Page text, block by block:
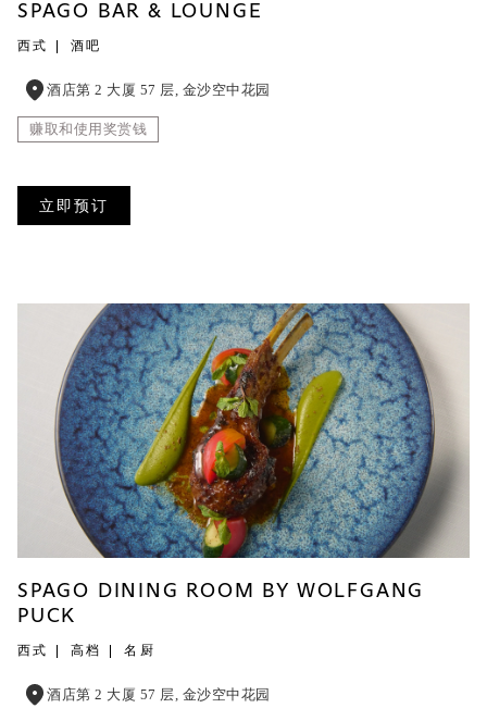
SPAGO BAR & LOUNGE
西式 酒吧
酒店第 2 大厦 57 层, 金沙空中花园
赚取和使用奖赏钱
立即预订
SPAGO DINING ROOM BY WOLFGANG
PUCK
西式 高档 名厨
酒店第 2 大厦 57 层, 金沙空中花园